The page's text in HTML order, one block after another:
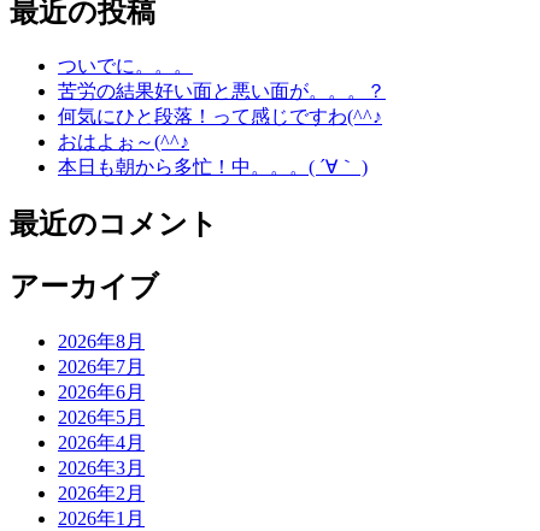
最近の投稿
ついでに。。。
苦労の結果好い面と悪い面が。。。？
何気にひと段落！って感じですわ(^^♪
おはよぉ～(^^♪
本日も朝から多忙！中。。。( ´∀｀ )
最近のコメント
アーカイブ
2026年8月
2026年7月
2026年6月
2026年5月
2026年4月
2026年3月
2026年2月
2026年1月